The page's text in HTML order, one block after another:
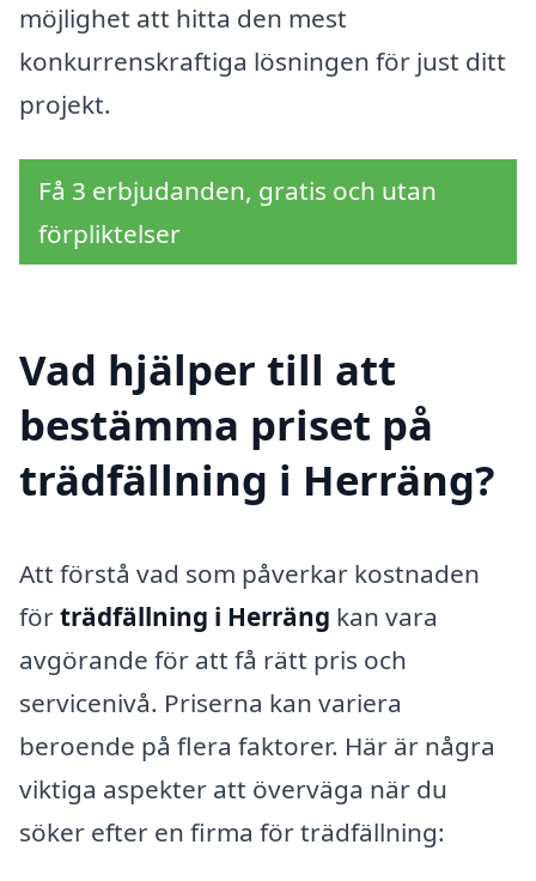
möjlighet att hitta den mest
konkurrenskraftiga lösningen för just ditt
projekt.
Få 3 erbjudanden, gratis och utan
förpliktelser
Vad hjälper till att
bestämma priset på
trädfällning i Herräng?
Att förstå vad som påverkar kostnaden
förträdfällning i Herräng kan vara
avgörande för att få rätt pris och
servicenivå. Priserna kan variera
beroende på flera faktorer. Här är några
viktiga aspekter att överväga när du
söker efter en firma för trädfällning: